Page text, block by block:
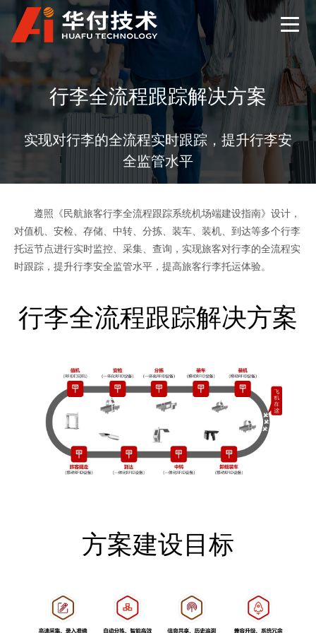
行李全流程跟踪解决方案
实现对行李的全流程实时跟踪，提升行李安
全监管水平
遵照《民航旅客行李全流程跟踪系统机场端建设指南》设计，
对值机、安检、存储、中转、分拣、装车、装机、到达等多个行李
托运节点进行实时监控、采集、查询，实现旅客对行李的全流程实
时跟踪，提升行李安全监管水平，提高旅客行李托运体验。
行李全流程跟踪解决方案
方案建设目标